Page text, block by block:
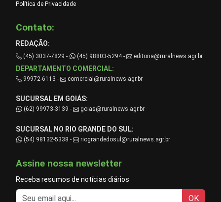
Política de Privacidade
Contato:
REDAÇÃO:
(45) 3037-7829 - (45) 98803-5294 - editoria@ruralnews.agr.br
DEPARTAMENTO COMERCIAL:
99972-6113 - comercial@ruralnews.agr.br
SUCURSAL EM GOIÁS:
(62) 99973-3139 - goias@ruralnews.agr.br
SUCURSAL NO RIO GRANDE DO SUL:
(54) 98132-5338 - riograndedosul@ruralnews.agr.br
Assine nossa newsletter
Receba resumos de notícias diários
OK